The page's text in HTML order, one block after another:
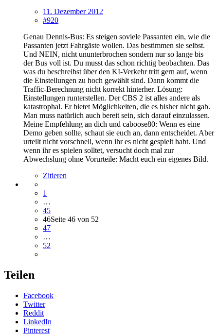
11. Dezember 2012
#920
Genau Dennis-Bus: Es steigen soviele Passanten ein, wie die
Passanten jetzt Fahrgäste wollen. Das bestimmen sie selbst.
Und NEIN, nicht ununterbrochen sondern nur so lange bis
der Bus voll ist. Du musst das schon richtig beobachten. Das
was du beschreibst über den KI-Verkehr tritt gern auf, wenn
die Einstellungen zu hoch gewählt sind. Dann kommt die
Traffic-Berechnung nicht korrekt hinterher. Lösung:
Einstellungen runterstellen. Der CBS 2 ist alles andere als
katastrophal. Er bietet Möglichkeiten, die es bisher nicht gab.
Man muss natürlich auch bereit sein, sich darauf einzulassen.
Meine Empfehlung an dich und caboose80: Wenn es eine
Demo geben sollte, schaut sie euch an, dann entscheidet. Aber
urteilt nicht vorschnell, wenn ihr es nicht gespielt habt. Und
wenn ihr es spielen solltet, versucht doch mal zur
Abwechslung ohne Vorurteile: Macht euch ein eigenes Bild.
Zitieren
1
…
45
46Seite 46 von 52
47
…
52
Teilen
Facebook
Twitter
Reddit
LinkedIn
Pinterest